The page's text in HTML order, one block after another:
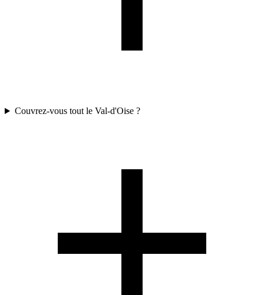
Couvrez-vous tout le Val-d'Oise ?